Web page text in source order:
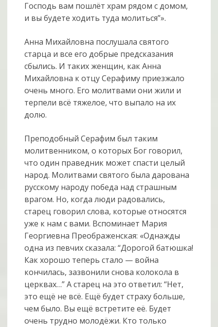
Господь вам пошлёт храм рядом с домом,
и вы будете ходить туда молиться”».
Анна Михайловна послушала святого
старца и все его добрые предсказания
сбылись. И таких женщин, как Анна
Михайловна к отцу Серафиму приезжало
очень много. Его молитвами они жили и
терпели всё тяжелое, что выпало на их
долю.
Преподобный Серафим был таким
молитвенником, о которых Бог говорил,
что один праведник может спасти целый
народ. Молитвами святого была дарована
русскому народу победа над страшным
врагом. Но, когда люди радовались,
старец говорил слова, которые относятся
уже к нам с вами. Вспоминает Мария
Георгиевна Преображенская: «Однажды
одна из певчих сказала: “Дорогой батюшка!
Как хорошо теперь стало — война
кончилась, зазвонили снова колокола в
церквах…” А старец на это ответил: “Нет,
это ещё не всё. Ещё будет страху больше,
чем было. Вы ещё встретите её. Будет
очень трудно молодёжи. Кто только